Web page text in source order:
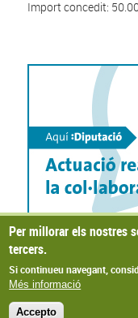
Import concedit:
Per millorar els nostres
tercers.
Si continueu navegant,
Més informació
Accepto